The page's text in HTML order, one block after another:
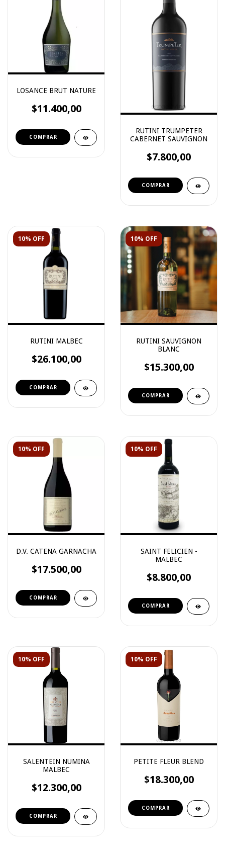
LOSANCE BRUT NATURE
$11.400,00
RUTINI TRUMPETER
CABERNET SAUVIGNON
$7.800,00
10% OFF
RUTINI MALBEC
$26.100,00
10% OFF
RUTINI SAUVIGNON
BLANC
$15.300,00
10% OFF
D.V. CATENA GARNACHA
$17.500,00
10% OFF
SAINT FELICIEN -
MALBEC
$8.800,00
10% OFF
SALENTEIN NUMINA
MALBEC
$12.300,00
10% OFF
PETITE FLEUR BLEND
$18.300,00